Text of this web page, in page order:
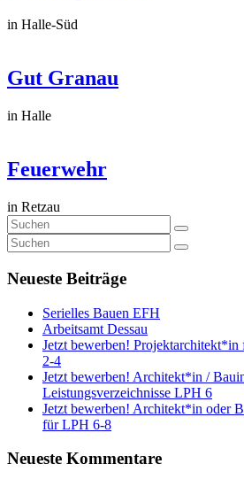
in Halle-Süd
Gut Granau
in Halle
Feuerwehr
in Retzau
Neueste Beiträge
Serielles Bauen EFH
Arbeitsamt Dessau
Jetzt bewerben!
2-4
Jetzt bewerben! Architekt*in /
Leistungsverzeichnisse LPH 6
Jetzt bewerben! Architekt*in oder
für LPH 6-8
Neueste Kommentare